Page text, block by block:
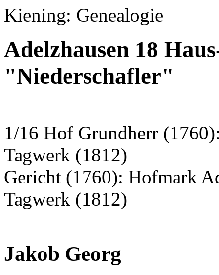
Kiening: Genealogie
Adelzhausen 18
"Niederschafler"
1/16 Hof Grundherr
Tagwerk (1812)
Gericht (1760): Hofmark
Tagwerk (1812)
Jakob Georg